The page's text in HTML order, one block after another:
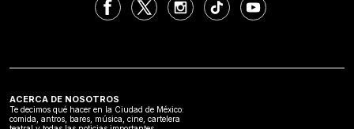
ACERCA DE NOSOTROS
Te decimos qué hacer en la Ciudad de México:
comida, antros, bares, música, cine, cartelera